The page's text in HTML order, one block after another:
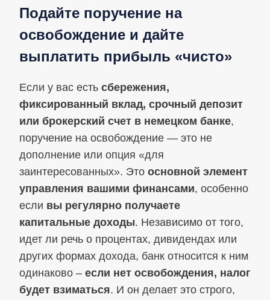
Подайте поручение на
освобождение и дайте
выплатить прибыль «чисто»
Если у вас есть сбережения,
фиксированный вклад, срочный депозит
или брокерский счет в немецком банке,
поручение на освобождение — это не
дополнение или опция «для
заинтересованных». Это основной элемент
управления вашими финансами, особенно
если вы регулярно получаете
капитальные доходы. Независимо от того,
идет ли речь о процентах, дивидендах или
других формах дохода, банк относится к ним
одинаково – если нет освобождения, налог
будет взиматься. И он делает это строго,